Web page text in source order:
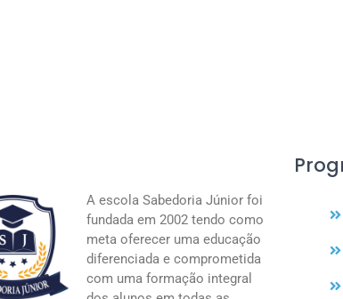
A escola Sabedoria Júnior foi
fundada em 2002 tendo como
meta oferecer uma educação
diferenciada e comprometida
com uma formação integral